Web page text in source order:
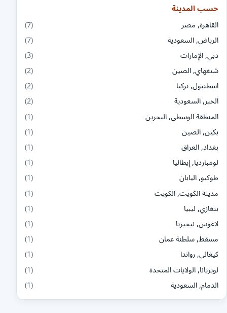
حسب المدينة
القاهرة, مصر
(7)
الرياض, السعودية
(7)
دبي, الإمارات
(3)
شنغهاي, الصين
(2)
اسطنبول, تركيا
(2)
الخبر, السعودية
(2)
المنطقة الوسطى, البحرين
(1)
بكين, الصين
(1)
بغداد, العراق
(1)
لومبارديا, إيطاليا
(1)
طوكيو, اليابان
(1)
مدينة الكويت, الكويت
(1)
بنغازي, ليبيا
(1)
لاغوس, نيجيريا
(1)
مسقط, سلطنة عمان
(1)
كيغالي, رواندا
(1)
لويزيانا, الولايات المتحدة
(1)
الدمام, السعودية
(1)